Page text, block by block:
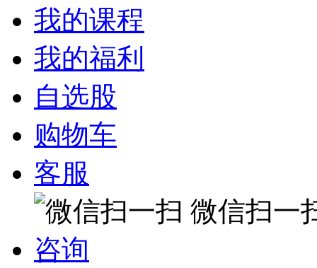
我的课程
我的福利
自选股
购物车
客服
微信扫一
咨询